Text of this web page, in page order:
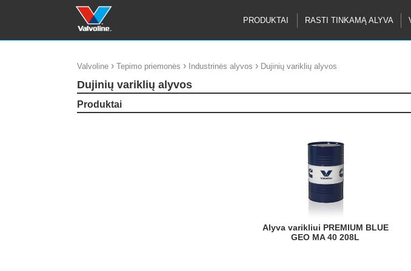
PRODUKTAI RASTI TINKAMĄ ALYVA
Valvoline › Tepimo priemonės › Industrinės alyvos › Dujinių variklių alyvos
Dujinių variklių alyvos
Produktai
Alyva varikliui PREMIUM BLUE
GEO MA 40 208L